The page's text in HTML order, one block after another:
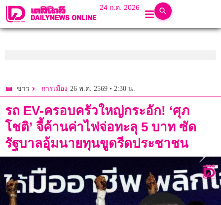
24 ก.ค. 2026
ข่าว การเมือง 26 พ.ค. 2569 • 2:30 น.
รถ EV-ครอบครัวใหญ่กระอัก! ‘ศุภ
โชติ’ จี้ค้านค่าไฟจ่อทะลุ 5 บาท ซัด
รัฐบาลอุ้มนายทุนขูดรีดประชาชน